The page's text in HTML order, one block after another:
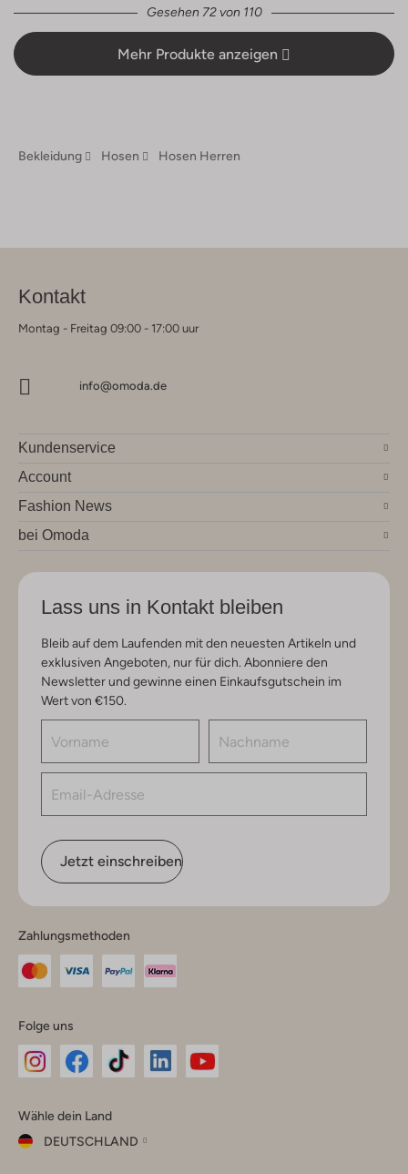
Gesehen 72 von 110
Mehr Produkte anzeigen
Bekleidung Hosen Hosen Herren
Kontakt
Montag - Freitag 09:00 - 17:00 uur
info@omoda.de
Kundenservice
Account
Fashion News
bei Omoda
Lass uns in Kontakt bleiben
Bleib auf dem Laufenden mit den neuesten Artikeln und
exklusiven Angeboten, nur für dich. Abonniere den
Newsletter und gewinne einen Einkaufsgutschein im
Wert von €150.
Jetzt einschreiben
Zahlungsmethoden
Folge uns
Instagram
Facebook
TikTok
Wähle dein Land
DEUTSCHLAND